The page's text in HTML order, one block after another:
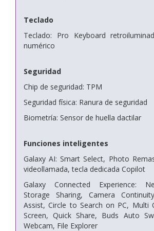
Teclado
Teclado: Pro Keyboard
numérico
Seguridad
Chip de seguridad: TPM
Seguridad física: Ranura de seguridad
Biometría: Sensor de huella dactilar
Funciones inteligentes
Galaxy AI: Smart Select, Photo
videollamada, tecla dedicada Copilot
Galaxy Connected Experience:
Storage Sharing, Camera
Assist, Circle to Search on PC, Multi
Screen, Quick Share, Buds Auto
Webcam, File Explorer